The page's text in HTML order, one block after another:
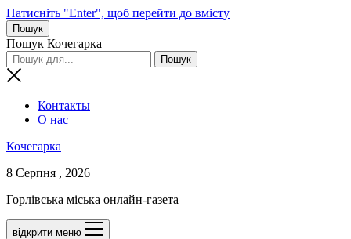
Натисніть "Enter", щоб перейти до вмісту
Пошук
Пошук Кочегарка
Контакты
О нас
Кочегарка
8 Серпня , 2026
Горлівська міська онлайн-газета
відкрити меню